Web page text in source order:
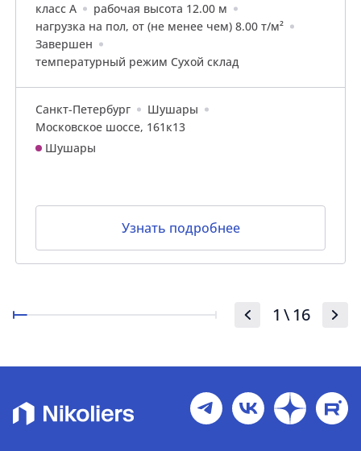
класс A
рабочая высота 12.00 м
нагрузка на пол, от (не менее чем) 8.00 т/м²
Завершен
температурный режим Сухой склад
Санкт-Петербург
Шушары
Московское шоссе, 161к13
Шушары
Узнать подробнее
1 \16